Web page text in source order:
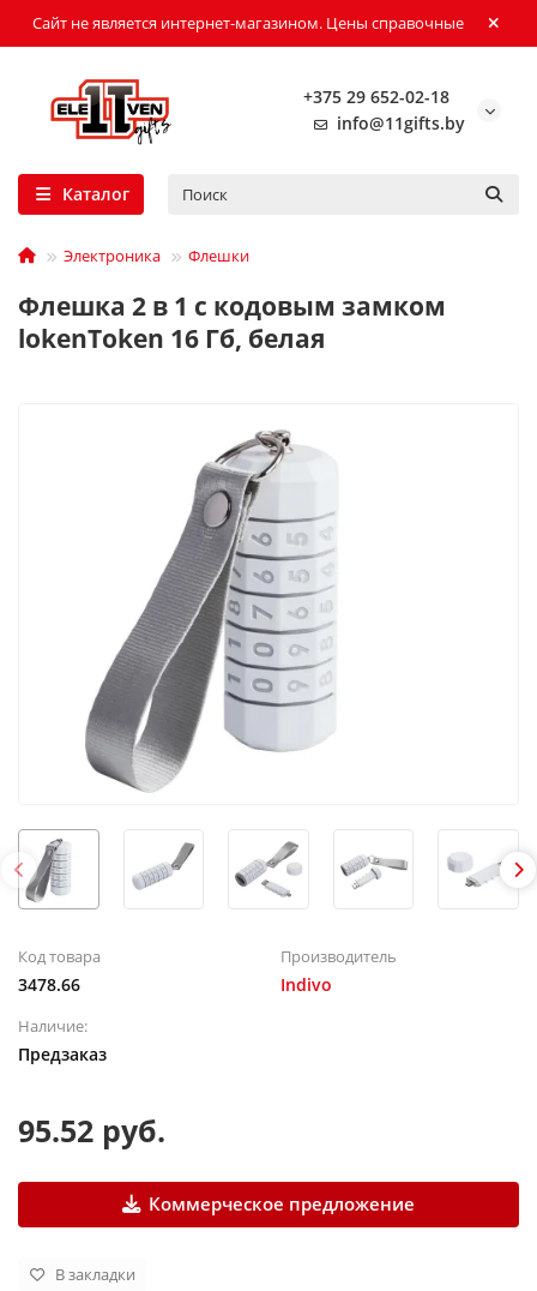
Сайт не является интернет-магазином. Цены справочные
+375 29 652-02-18
info@11gifts.by
Каталог
Электроника Флешки
Флешка 2 в 1 с кодовым замком
lokenToken 16 Гб, белая
Код товара
3478.66
Производитель
Indivo
Наличие:
Предзаказ
95.52 руб.
Коммерческое предложение
В закладки